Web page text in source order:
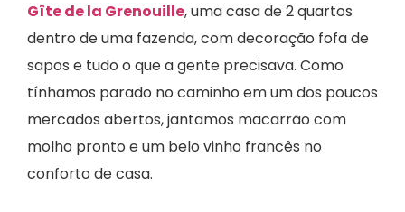
Gîte de la Grenouille, uma casa de 2 quartos
dentro de uma fazenda, com decoração fofa de
sapos e tudo o que a gente precisava. Como
tínhamos parado no caminho em um dos poucos
mercados abertos, jantamos macarrão com
molho pronto e um belo vinho francês no
conforto de casa.